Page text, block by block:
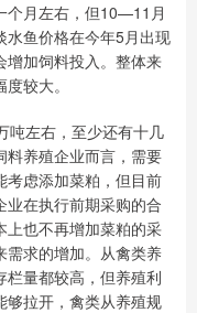
个月左右，但10—11月
水鱼价格在今年5月出现
增加饲料投入。整体来
较大。
左右，至少还有十几
料养殖企业而言，需要
考虑添加菜粕，但目前
在执行前期采购的合
上也不再增加菜粕的采
需求的增加。从禽类养
量都较高，但养殖利
够拉开，禽类从养殖规